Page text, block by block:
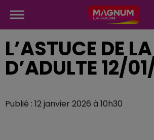
L’ASTUCE DE
D’ADULTE 12/
Publié : 12 janvier 2026 à 10h30